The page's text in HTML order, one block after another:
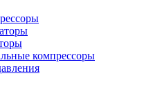
компрессоры